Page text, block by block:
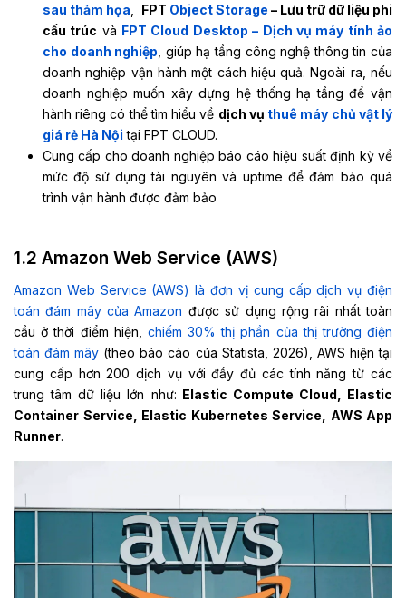
sau thảm họa
FPT Object Storage – Lưu trữ dữ liệu phi
cấu trúc và FPT Cloud Desktop – Dịch vụ máy tính ảo
cho doanh nghiệp , giúp hạ tầng công nghệ thông tin của
doanh nghiệp vận hành một cách hiệu quả. Ngoài ra, nếu
doanh nghiệp muốn xây dựng hệ thống hạ tầng để vận
hành riêng có thể tìm hiểu về dịch vụ thuê máy chủ vật lý
giá rẻ Hà Nội tại FPT CLOUD.
Cung cấp cho doanh nghiệp báo cáo hiệu suất định kỳ về
mức độ sử dụng tài nguyên và uptime để đảm bảo quá
trình vận hành được đảm bảo
1.2 Amazon Web Service (AWS)
Amazon Web Service (AWS) là đơn vị cung cấp dịch vụ điện
toán đám mây của Amazon được sử dụng rộng rãi nhất toàn
cầu ở thời điểm hiện, chiếm 30% thị phần của thị trường điện
toán đám mây (theo báo cáo của Statista, 2026), AWS hiện tại
cung cấp hơn 200 dịch vụ với đầy đủ các tính năng từ các
trung tâm dữ liệu lớn như: Elastic Compute Cloud, Elastic
Container Service, Elastic Kubernetes Service, AWS App
Runner.